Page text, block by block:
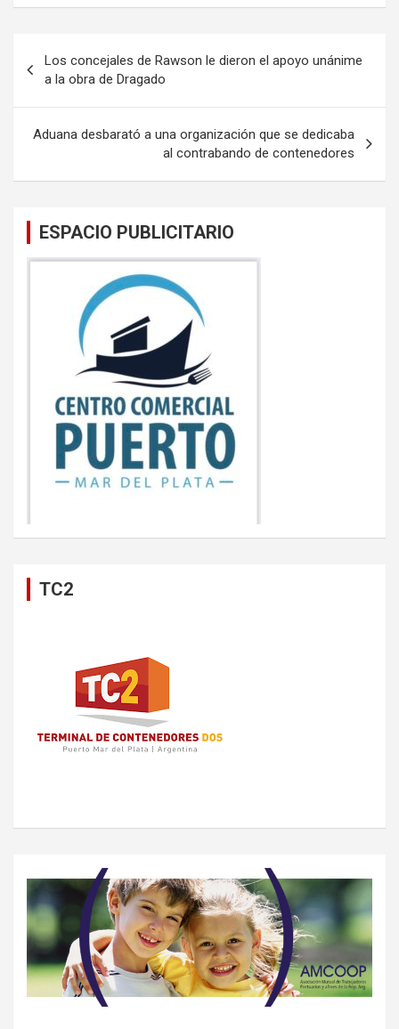
ce
o
o
k
tt
er
ail at
A
p
p
de
entradas
Los concejales de Rawson le dieron el apoyo unánime
a la obra de Dragado
Aduana desbarató a una organización que se dedicaba
al contrabando de contenedores
ESPACIO PUBLICITARIO
TC2